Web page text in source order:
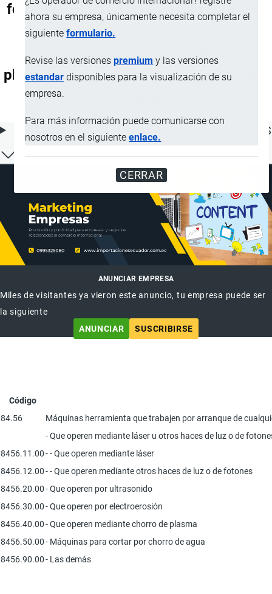
ahora su empresa, únicamente necesita completar el
siguienteformulario.
Revise las versionespremium y las versiones
estandar disponibles para la visualización de su
empresa.
Para más información puede comunicarse con
nosotros en el siguienteenlace.
CERRAR
fotones, por ultrasonido, electroerosión,
procesos electroquímicos, haces de
electrones, haces iónicos o chorro de
plasma; máquinas para cortar por chorro
ÍNDICE DE CONTENIDOS
ANUNCIAR EMPRESA
Miles de visitantes ya vieron este anuncio, tu empresa puede ser
la siguiente
ANUNCIAR
SUSCRIBIRSE
Código
84.56
Máquinas herramienta que trabajen por arranque de
- Que operen mediante láser u otros haces de luz o de
8456.11.00- - Que operen mediante láser
8456.12.00- - Que operen mediante otros haces de luz o de fotones
8456.20.00- Que operen por ultrasonido
8456.30.00- Que operen por electroerosión
8456.40.00- Que operen mediante chorro de plasma
8456.50.00- Máquinas para cortar por chorro de agua
8456.90.00- Las demás